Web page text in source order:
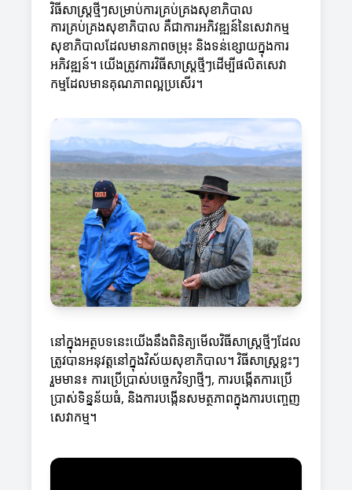
វិធីសាស្ត្រថ្មីៗសម្រាប់ការគ្រប់គ្រងសុខាភិបាល
ការគ្រប់គ្រងសុខាភិបាល គឺជាការអភិវឌ្ឍន៍នៃសេវាកម្ម
សុខាភិបាលដែលមានភាពចម្រុះ និងទន់ខ្សោយក្នុងការ
អភិវឌ្ឍន៍។ យើងត្រូវការវិធីសាស្ត្រថ្មីៗដើម្បីផលិតសេវា
កម្មដែលមានគុណភាពល្អប្រសើរ។
នៅក្នុងអត្ថបទនេះយើងនឹងពិនិត្យមើលវិធីសាស្ត្រថ្មីៗដែល
ត្រូវបានអនុវត្តនៅក្នុងវិស័យសុខាភិបាល។ វិធីសាស្ត្រខ្លះៗ
រួមមាន៖ ការប្រើប្រាស់បច្ចេកវិទ្យាថ្មីៗ, ការបង្កើតការប្រើ
ប្រាស់ទិន្នន័យធំ, និងការបង្កើនសមត្ថភាពក្នុងការបញ្ចេញ
សេវាកម្ម។